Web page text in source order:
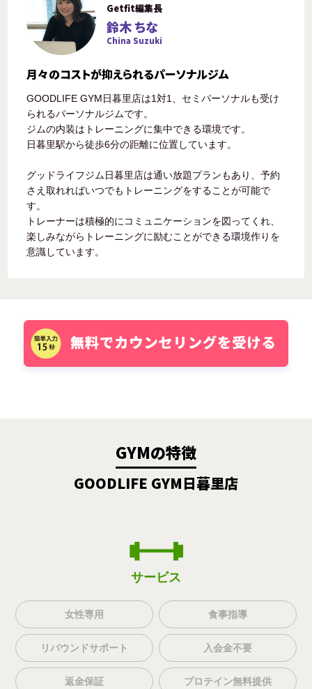
Getfit編集長
鈴木 ちな
China Suzuki
月々のコストが抑えられるパーソナルジム
GOODLIFE GYM日暮里店は1対1、セミパーソナルも受け
られるパーソナルジムです。
ジムの内装はトレーニングに集中できる環境です。
日暮里駅から徒歩6分の距離に位置しています。
グッドライフジム日暮里店は通い放題プランもあり、予約
さえ取れればいつでもトレーニングをすることが可能で
す。
トレーナーは積極的にコミュニケーションを図ってくれ、
楽しみながらトレーニングに励むことができる環境作りを
意識しています。
GYMの特徴
GOODLIFE GYM日暮里店
サービス
女性専用 食事指導
リバウンドサポート 入会金不要
返金保証 プロテイン無料提供